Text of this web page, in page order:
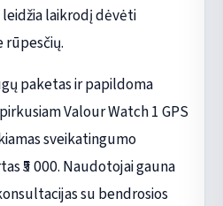
laikrodį dėvėti
rūpesčių.
paketas ir papildoma
Valour Watch 1 GPS
sveikatingumo
₹5 000. Naudotojai gauna
su bendrosios